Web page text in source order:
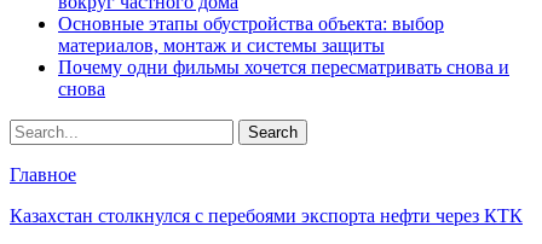
Основные этапы обустройства объекта: выбор
материалов, монтаж и системы защиты
Почему одни фильмы хочется пересматривать снова и
снова
Главное
Казахстан столкнулся с перебоями экспорта нефти через КТК